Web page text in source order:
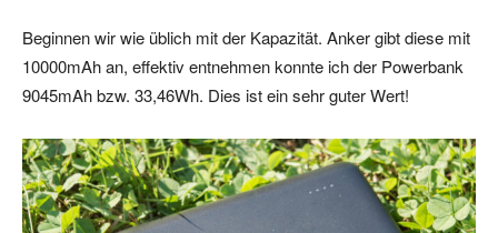
Beginnen wir wie üblich mit der Kapazität. Anker gibt diese mit
10000mAh an, effektiv entnehmen konnte ich der Powerbank
9045mAh bzw. 33,46Wh. Dies ist ein sehr guter Wert!